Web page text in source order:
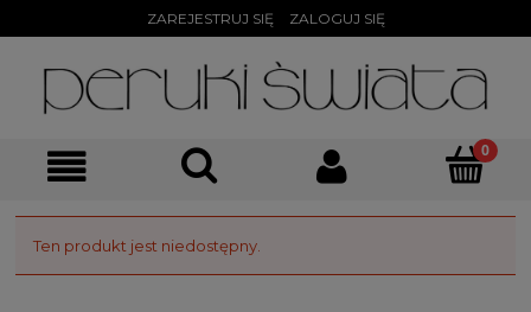
ZAREJESTRUJ SIĘ ZALOGUJ SIĘ
Ten produkt jest niedostępny.